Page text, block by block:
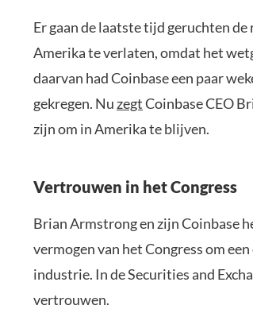
Er gaan de laatste tijd geruchten de
Amerika te verlaten, omdat het
daarvan had Coinbase een paar
gekregen. Nu zegtCoinbase CEO
zijn om in Amerika te blijven.
Vertrouwen in het Congress
Brian Armstrong en zijn Coinbase
vermogen van het Congress om
industrie. In de Securities and
vertrouwen.